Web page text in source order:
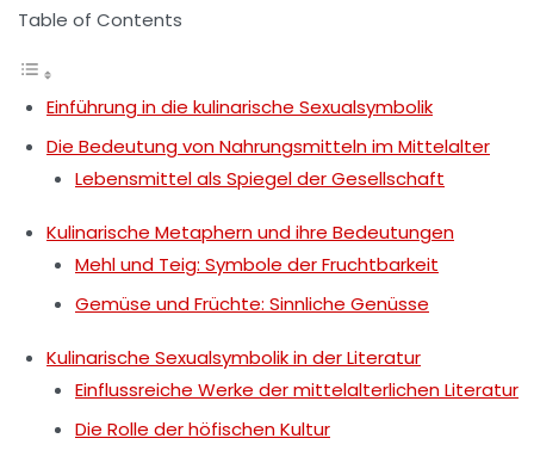
Table of Contents
Einführung in die kulinarische Sexualsymbolik
Die Bedeutung von Nahrungsmitteln im Mittelalter
Lebensmittel als Spiegel der Gesellschaft
Kulinarische Metaphern und ihre Bedeutungen
Mehl und Teig: Symbole der Fruchtbarkeit
Gemüse und Früchte: Sinnliche Genüsse
Kulinarische Sexualsymbolik in der Literatur
Einflussreiche Werke der mittelalterlichen Literatur
Die Rolle der höfischen Kultur